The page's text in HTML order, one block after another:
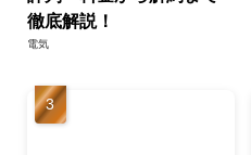
徹底解説！
電気